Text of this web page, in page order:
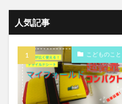
人気記事
こどものこと